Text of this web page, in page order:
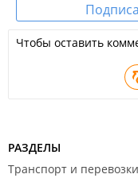
Чтобы оставить
РАЗДЕЛЫ
Транспорт и перевозки